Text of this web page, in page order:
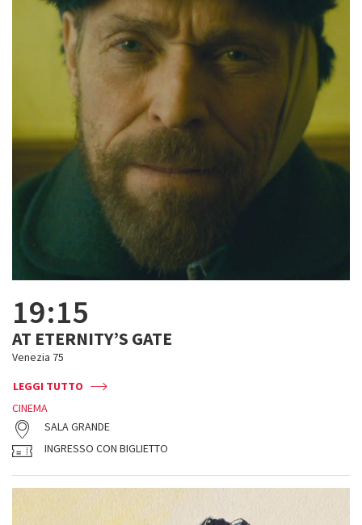
19:15
AT ETERNITY’S GATE
Venezia 75
LEGGI TUTTO
CINEMA
SALA GRANDE
INGRESSO CON BIGLIETTO